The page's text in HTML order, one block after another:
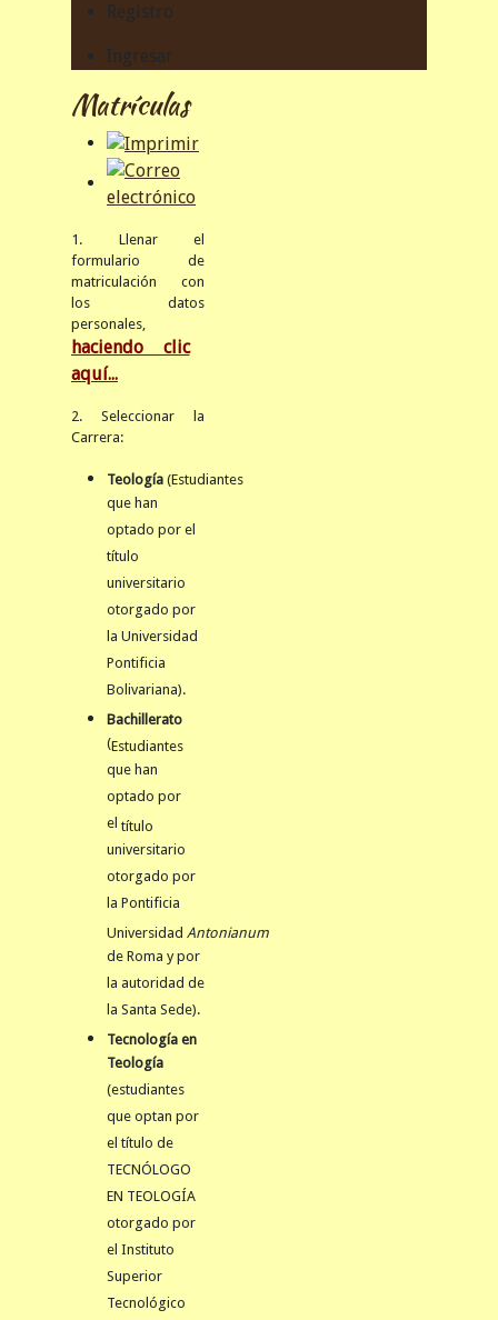
Registro
Ingresar
Matrículas
1. Llenar el
formulario de
matriculación con
los datos
personales,
haciendo clic
aquí...
2. Seleccionar la
Carrera:
Teología (Estudiantes
que han
optado por el
título
universitario
otorgado por
la Universidad
Pontificia
Bolivariana).
Bachillerato
(Estudiantes
que han
optado por
el título
universitario
otorgado por
la Pontificia
Universidad Antonianum
de Roma y por
la autoridad de
la Santa Sede).
Tecnología en
Teología
(estudiantes
que optan por
el título de
TECNÓLOGO
EN TEOLOGÍA
otorgado por
el Instituto
Superior
Tecnológico